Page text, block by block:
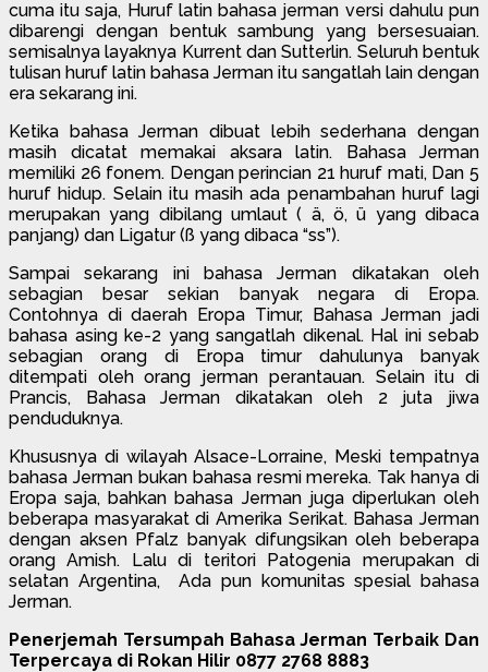
cuma itu saja, Huruf latin bahasa jerman versi dahulu pun
dibarengi dengan bentuk sambung yang bersesuaian.
semisalnya layaknya Kurrent dan Sutterlin. Seluruh bentuk
tulisan huruf latin bahasa Jerman itu sangatlah lain dengan
era sekarang ini.
Ketika bahasa Jerman dibuat lebih sederhana dengan
masih dicatat memakai aksara latin. Bahasa Jerman
memiliki 26 fonem. Dengan perincian 21 huruf mati, Dan 5
huruf hidup. Selain itu masih ada penambahan huruf lagi
merupakan yang dibilang umlaut ( ä, ö, ü yang dibaca
panjang) dan Ligatur (ß yang dibaca “ss”).
Sampai sekarang ini bahasa Jerman dikatakan oleh
sebagian besar sekian banyak negara di Eropa.
Contohnya di daerah Eropa Timur, Bahasa Jerman jadi
bahasa asing ke-2 yang sangatlah dikenal. Hal ini sebab
sebagian orang di Eropa timur dahulunya banyak
ditempati oleh orang jerman perantauan. Selain itu di
Prancis, Bahasa Jerman dikatakan oleh 2 juta jiwa
penduduknya.
Khususnya di wilayah Alsace-Lorraine, Meski tempatnya
bahasa Jerman bukan bahasa resmi mereka. Tak hanya di
Eropa saja, bahkan bahasa Jerman juga diperlukan oleh
beberapa masyarakat di Amerika Serikat. Bahasa Jerman
dengan aksen Pfalz banyak difungsikan oleh beberapa
orang Amish. Lalu di teritori Patogenia merupakan di
selatan Argentina, Ada pun komunitas spesial bahasa
Jerman.
Penerjemah Tersumpah Bahasa Jerman Terbaik Dan
Terpercaya di Rokan Hilir 0877 2768 8883